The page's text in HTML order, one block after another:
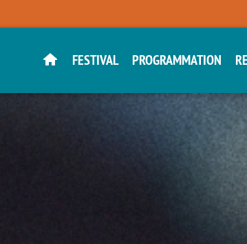
FESTIVAL PROGRAMMATION